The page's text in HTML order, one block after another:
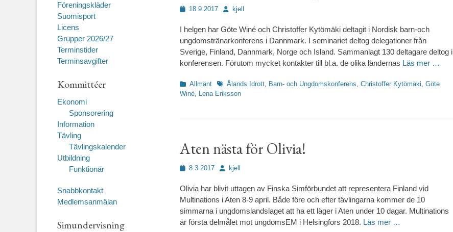
Publicerad
18.9 2017 Författare
kjell
I helgen har Göte Winé och Christoffer Kytömäki deltagit i Nordisk barn-och
ungdomstränarkonferens i Dannmark. I seminariet deltog delegationer från
Sverige, Finland, Dannmark, Norge och Island. Sammanlagt 130 deltagare deltog i
konferensen. Förutom mycket kontakter till bl.a. de olika ländernas Läs mer …
Kategorier
Allmänt Etiketter
Ålands Idrott, Barn- och Ungdomskonferens, Christoffer Kytömäki, Göte
Winé, Lena Eriksson
Aten nästa för Olivia!
Publicerad
8.3 2017 Författare
kjell
Olivia har blivit uttagen av Finska Simförbundet att representera Finland vid
Multinations i Aten 8-9 april. Både före och efter tävlingarna kommer de 10
simmarna i ungdomslandslaget att ha ett läger i Aten under 10 dagar. Multinations
är första delmålet mot ungdomsEM i Helsingfors 2018. Läs mer …
Föreningskläder
Suomisport
Licens
Grupper 2026/27
Terminstider
Terminsavgifter
Kommittéer
Ekonomi
Sponsorering
Information
Tävling
Tävlingskalender
Utbildning
Funktionär
Snabbkontakt
Medlemsanmälan
Simundervisning